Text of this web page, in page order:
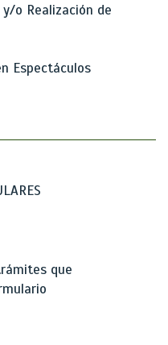
o Realización de
Espectáculos
que